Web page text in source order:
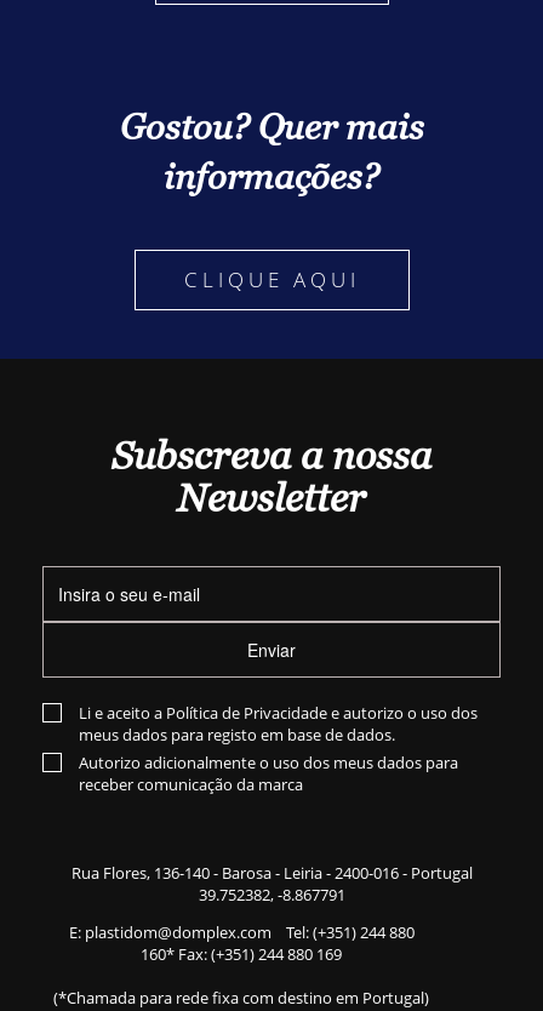
Gostou? Quer mais
informações?
CLIQUE AQUI
Subscreva a nossa
Newsletter
Enviar
Li e aceito a Política de Privacidadee autorizo o uso dos
meus dados para registo em base de dados.
Autorizo adicionalmente o uso dos meus dados para
receber comunicação da marca
Rua Flores, 136-140- Barosa - Leiria - 2400-016 - Portugal
39.752382, -8.867791
E: plastidom@domplex.com Tel:(+351) 244 880
160* Fax: (+351) 244 880 169
(*Chamada para rede fixa com destino em Portugal)